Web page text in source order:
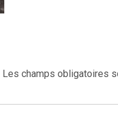
Les champs obligatoires